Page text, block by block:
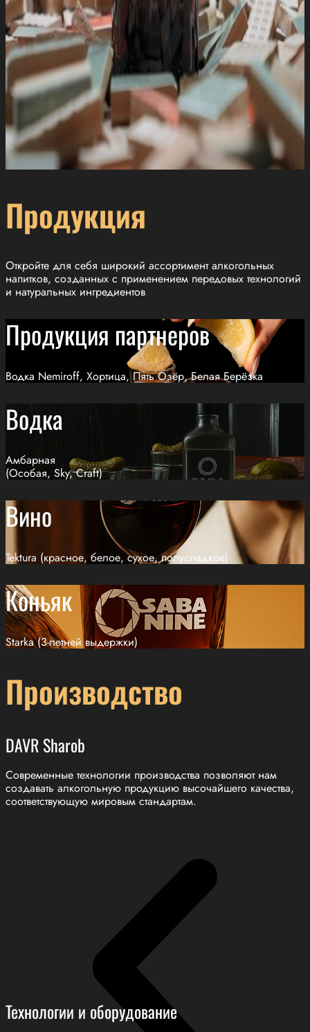
Продукция
Откройте для себя широкий ассортимент алкогольных
напитков, созданных с применением передовых технологий
и натуральных ингредиентов
Продукция партнеров
Водка Nemiroff, Хортица, Пять Озёр, Белая Берёзка
Водка
Амбарная
(Особая, Sky, Craft)
Вино
Tektura (красное, белое, сухое, полусладкое)
Коньяк
Starka (3-летней выдержки)
Производство
DAVR Sharob
Современные технологии производства позволяют нам
создавать алкогольную продукцию высочайшего качества,
соответствующую мировым стандартам.
Технологии и оборудование